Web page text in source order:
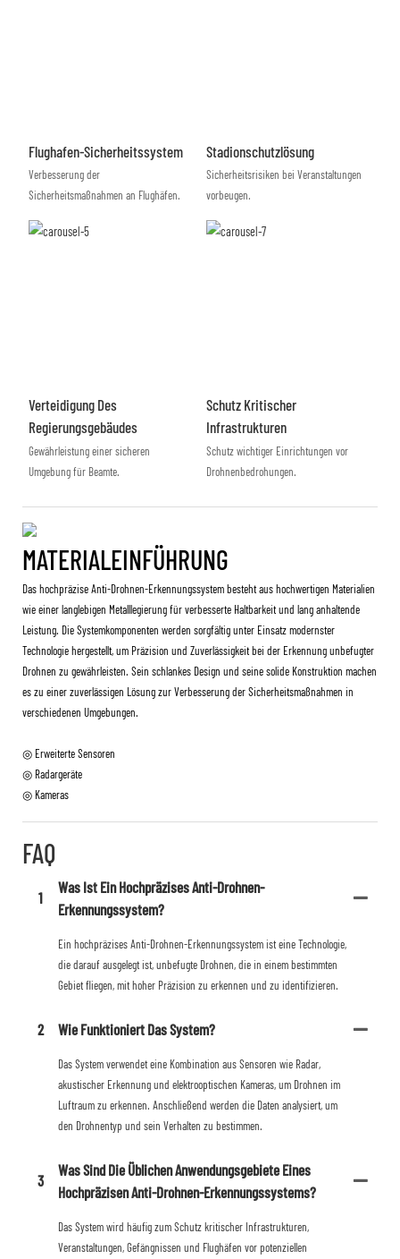
Flughafen-Sicherheitssystem
Verbesserung der
Sicherheitsmaßnahmen an Flughäfen.
Stadionschutzlösung
Sicherheitsrisiken bei Veranstaltungen
vorbeugen.
Verteidigung Des
Regierungsgebäudes
Gewährleistung einer sicheren
Umgebung für Beamte.
Schutz Kritischer
Infrastrukturen
Schutz wichtiger Einrichtungen vor
Drohnenbedrohungen.
MATERIALEINFÜHRUNG
Das hochpräzise Anti-Drohnen-Erkennungssystem besteht aus hochwertigen Materialien
wie einer langlebigen Metalllegierung für verbesserte Haltbarkeit und lang anhaltende
Leistung. Die Systemkomponenten werden sorgfältig unter Einsatz modernster
Technologie hergestellt, um Präzision und Zuverlässigkeit bei der Erkennung unbefugter
Drohnen zu gewährleisten. Sein schlankes Design und seine solide Konstruktion machen
es zu einer zuverlässigen Lösung zur Verbesserung der Sicherheitsmaßnahmen in
verschiedenen Umgebungen.
◎ Erweiterte Sensoren
◎ Radargeräte
◎ Kameras
FAQ
1
Was Ist Ein Hochpräzises Anti-Drohnen-
Erkennungssystem?
Ein hochpräzises Anti-Drohnen-Erkennungssystem ist eine Technologie,
die darauf ausgelegt ist, unbefugte Drohnen, die in einem bestimmten
Gebiet fliegen, mit hoher Präzision zu erkennen und zu identifizieren.
2 Wie Funktioniert Das System?
Das System verwendet eine Kombination aus Sensoren wie Radar,
akustischer Erkennung und elektrooptischen Kameras, um Drohnen im
Luftraum zu erkennen. Anschließend werden die Daten analysiert, um
den Drohnentyp und sein Verhalten zu bestimmen.
3
Was Sind Die Üblichen Anwendungsgebiete Eines
Hochpräzisen Anti-Drohnen-Erkennungssystems?
Das System wird häufig zum Schutz kritischer Infrastrukturen,
Veranstaltungen, Gefängnissen und Flughäfen vor potenziellen